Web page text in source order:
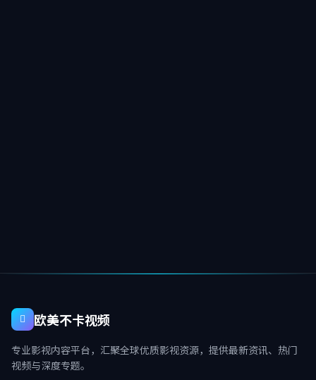
欧美不卡视频
专业影视内容平台，汇聚全球优质影视资源，提供最新资讯、热门
视频与深度专题。